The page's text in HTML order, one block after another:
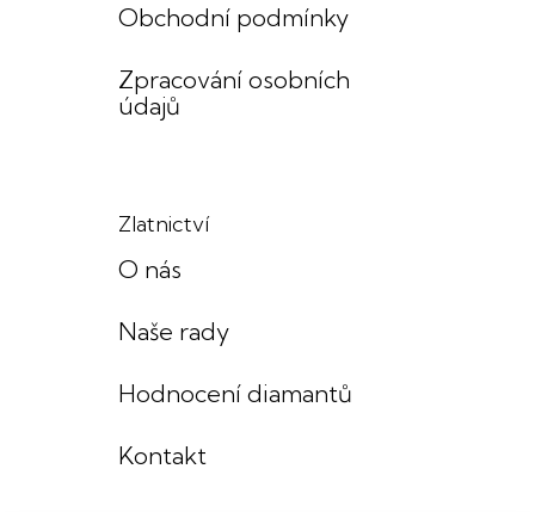
Obchodní podmínky
Zpracování osobních
údajů
Zlatnictví
O nás
Naše rady
Hodnocení diamantů
Kontakt